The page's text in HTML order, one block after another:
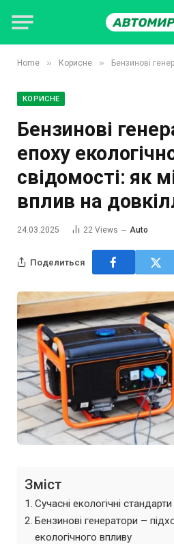
Home » Корисне » Бензинові генератори в епоху
КОРИСНЕ
Бензинові
епоху
свідомості: як
вплив на
24.03.2025 22 Views Auto
Поделиться
Зміст
Сучасні екологічні
Бензинові генератори –
екологічного впливу